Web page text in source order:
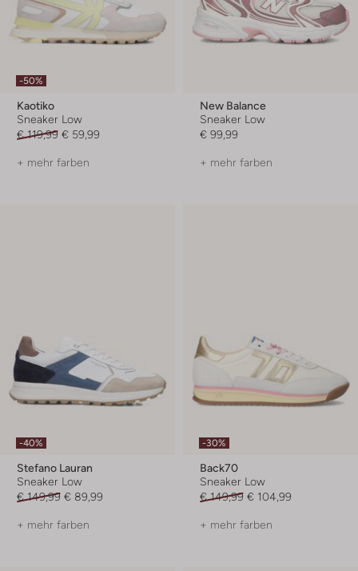
-50%
Kaotiko
Sneaker Low
€ 119,99 € 59,99
+ mehr farben
New Balance
Sneaker Low
€ 99,99
+ mehr farben
-40%
Stefano Lauran
Sneaker Low
€ 149,99 € 89,99
+ mehr farben
-30%
Back70
Sneaker Low
€ 149,99 € 104,99
+ mehr farben